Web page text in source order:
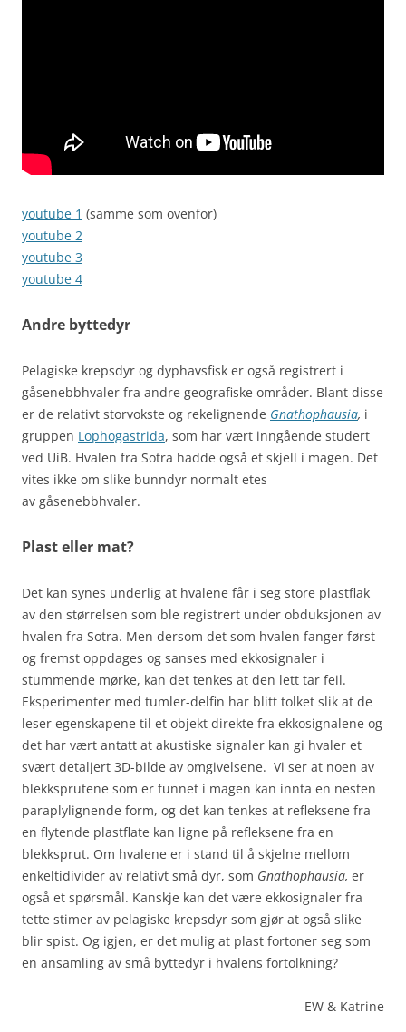
youtube 1 (samme som ovenfor)
youtube 2
youtube 3
youtube 4
Andre byttedyr
Pelagiske krepsdyr og dyphavsfisk er også registrert i
gåsenebbhvaler fra andre geografiske områder. Blant disse
er de relativt storvokste og rekelignende Gnathophausia, i
gruppen Lophogastrida, som har vært inngående studert
ved UiB. Hvalen fra Sotra hadde også et skjell i magen. Det
vites ikke om slike bunndyr normalt etes
av gåsenebbhvaler.
Plast eller mat?
Det kan synes underlig at hvalene får i seg store plastflak
av den størrelsen som ble registrert under obduksjonen av
hvalen fra Sotra. Men dersom det som hvalen fanger først
og fremst oppdages og sanses med ekkosignaler i
stummende mørke, kan det tenkes at den lett tar feil.
Eksperimenter med tumler-delfin har blitt tolket slik at de
leser egenskapene til et objekt direkte fra ekkosignalene og
det har vært antatt at akustiske signaler kan gi hvaler et
svært detaljert 3D-bilde av omgivelsene. Vi ser at noen av
blekksprutene som er funnet i magen kan innta en nesten
paraplylignende form, og det kan tenkes at refleksene fra
en flytende plastflate kan ligne på refleksene fra en
blekksprut. Om hvalene er i stand til å skjelne mellom
enkeltidivider av relativt små dyr, som Gnathophausia, er
også et spørsmål. Kanskje kan det være ekkosignaler fra
tette stimer av pelagiske krepsdyr som gjør at også slike
blir spist. Og igjen, er det mulig at plast fortoner seg som
en ansamling av små byttedyr i hvalens fortolkning?
-EW & Katrine